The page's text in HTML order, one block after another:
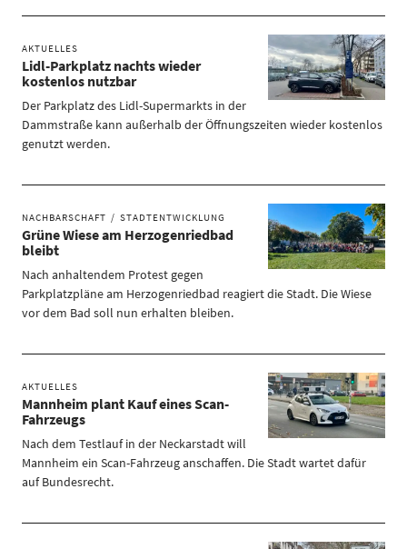
AKTUELLES
Lidl-Parkplatz nachts wieder
kostenlos nutzbar
Der Parkplatz des Lidl-Supermarkts in der
Dammstraße kann außerhalb der Öffnungszeiten wieder kostenlos
genutzt werden.
NACHBARSCHAFT STADTENTWICKLUNG
Grüne Wiese am Herzogenriedbad
bleibt
Nach anhaltendem Protest gegen
Parkplatzpläne am Herzogenriedbad reagiert die Stadt. Die Wiese
vor dem Bad soll nun erhalten bleiben.
AKTUELLES
Mannheim plant Kauf eines Scan-
Fahrzeugs
Nach dem Testlauf in der Neckarstadt will
Mannheim ein Scan-Fahrzeug anschaffen. Die Stadt wartet dafür
auf Bundesrecht.